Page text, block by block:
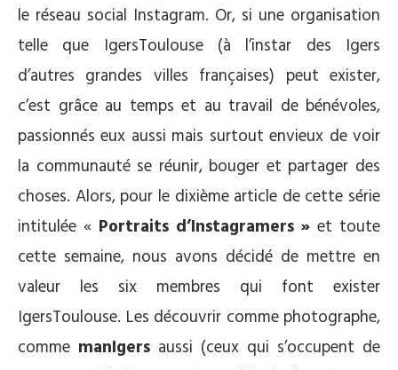
le réseau social Instagram. Or, si une organisation
telle que IgersToulouse (à l’instar des Igers
d’autres grandes villes françaises) peut exister,
c’est grâce au temps et au travail de bénévoles,
passionnés eux aussi mais surtout envieux de voir
la communauté se réunir, bouger et partager des
choses. Alors, pour le dixième article de cette série
intitulée « Portraits d’Instagramers » et toute
cette semaine, nous avons décidé de mettre en
valeur les six membres qui font exister
IgersToulouse. Les découvrir comme photographe,
comme manIgers aussi (ceux qui s’occupent de